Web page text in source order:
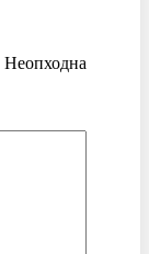
Неопходна